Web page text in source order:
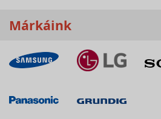
Márkáink